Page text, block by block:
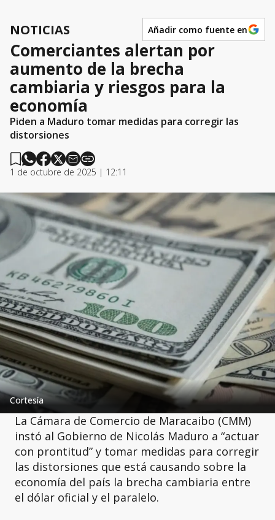
NOTICIAS Añadir como fuente en
Comerciantes alertan por
aumento de la brecha
cambiaria y riesgos para la
economía
Piden a Maduro tomar medidas para corregir las
distorsiones
1 de octubre de 2025 | 12:11
Cortesía
La Cámara de Comercio de Maracaibo (CMM)
instó al Gobierno de Nicolás Maduro a “actuar
con prontitud” y tomar medidas para corregir
las distorsiones que está causando sobre la
economía del país la brecha cambiaria entre
el dólar oficial y el paralelo.